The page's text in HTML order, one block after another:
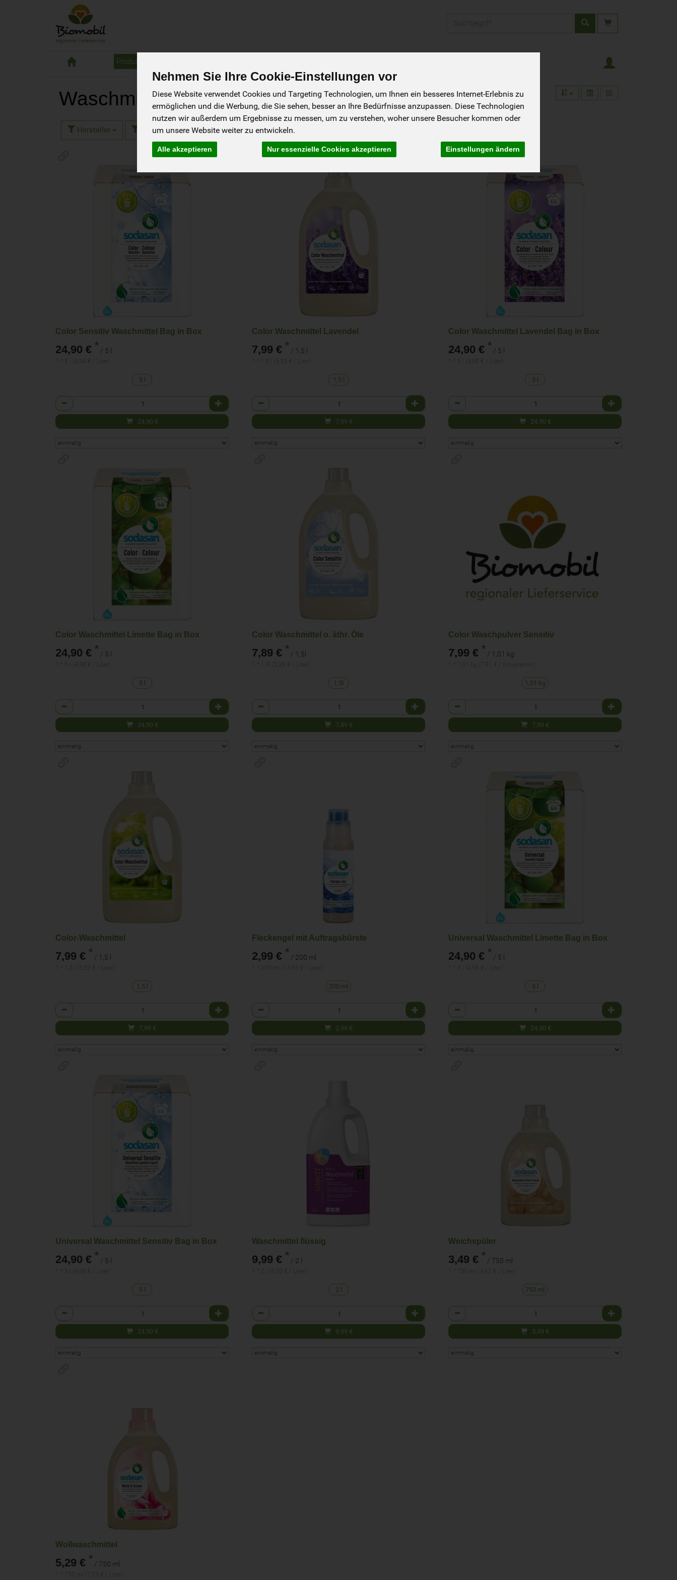
Nehmen Sie Ihre Cookie-Einstellungen vor
Diese Website verwendet Cookies und Targeting Technologien, um Ihnen ein besseres Internet-Erlebnis zu
ermöglichen und die Werbung, die Sie sehen, besser an Ihre Bedürfnisse anzupassen. Diese Technologien
nutzen wir außerdem um Ergebnisse zu messen, um zu verstehen, woher unsere Besucher kommen oder
um unsere Website weiter zu entwickeln.
Alle akzeptieren Nur essenzielle Cookies akzeptieren Einstellungen ändern
Biomobil Produkte
Waschmittel
Hersteller Ernährung Allergene
Color Sensitiv Waschmittel Bag in Box
24,90 € * / 5 l
5 l
Anzahl
24,90 €
Color Waschmittel Lavendel
7,99 € * / 1,5 l
1,5 l
Anzahl
7,99 €
Color Waschmittel Lavendel Bag in Box
24,90 € * / 5 l
5 l
Anzahl
24,90 €
Color Waschmittel Limette Bag in Box
24,90 € * / 5 l
5 l
Anzahl
24,90 €
Color Waschmittel o. äthr. Öle
7,89 € * / 1,5l
1,5l
Anzahl
7,89 €
Color Waschpulver Sensitiv
7,99 € * / 1,01 kg
1,01 kg
Anzahl
7,99 €
Color-Waschmittel
7,99 € * / 1,5 l
1,5 l
Anzahl
7,99 €
Fleckengel mit Auftragsbürste
2,99 € * / 200 ml
200 ml
Anzahl
2,99 €
Universal Waschmittel Limette Bag in Box
24,90 € * / 5 l
5 l
Anzahl
24,90 €
Universal Waschmittel Sensitiv Bag in Box
24,90 € * / 5 l
5 l
Anzahl
24,90 €
Waschmittel flüssig
9,99 € * / 2 l
2 l
Anzahl
9,99 €
Weichspüler
3,49 € * / 750 ml
750 ml
Anzahl
3,49 €
Wollwaschmittel
5,29 € * / 750 ml